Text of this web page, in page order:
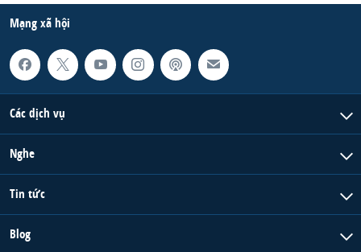
Mạng xã hội
Các dịch vụ
Nghe
Tin tức
Blog